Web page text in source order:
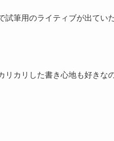
筆用のライティブが出てい
カリした書き心地も好きな